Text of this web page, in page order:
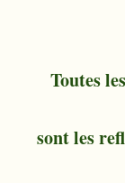
Toutes
sont les